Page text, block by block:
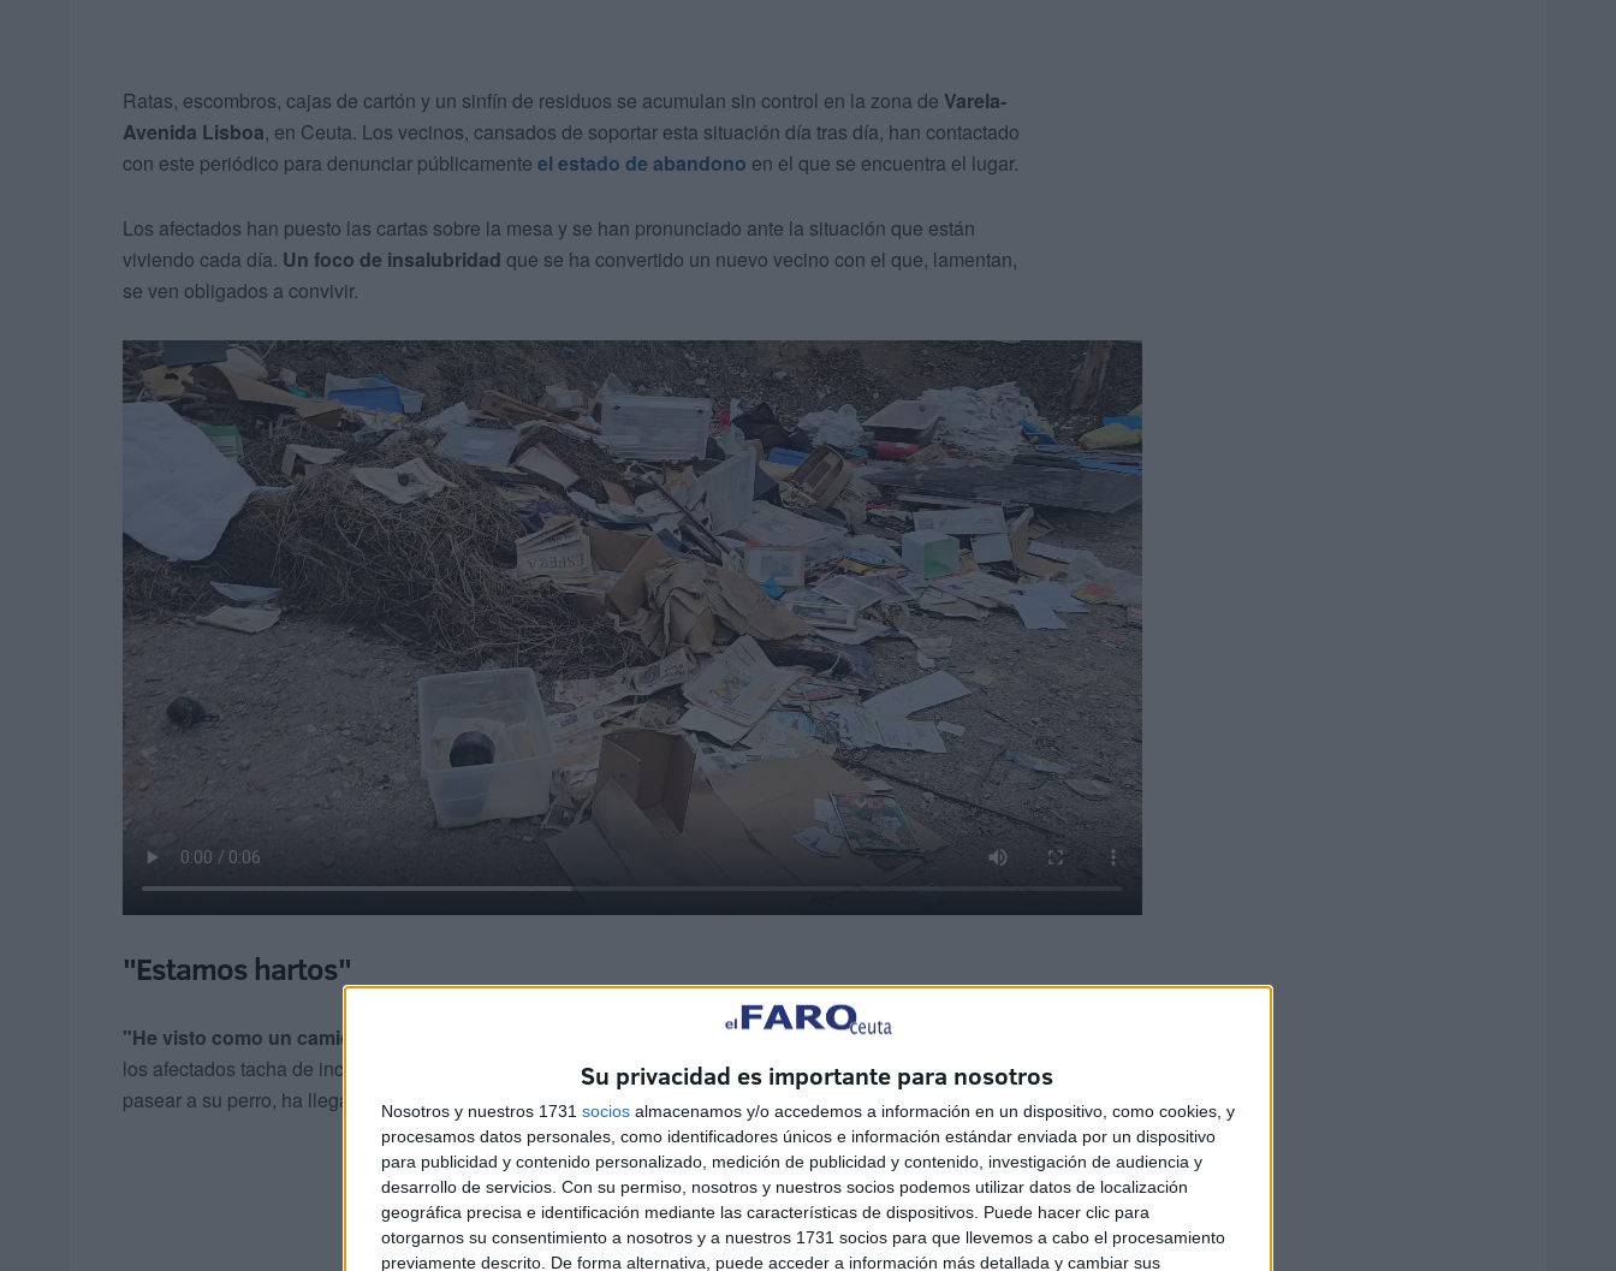
Su privacidad es importante para nosotros
Nosotros y nuestros 1731 socios almacenamos y/o accedemos a información en un dispositivo, como cookies, y
procesamos datos personales, como identificadores únicos e información estándar enviada por un dispositivo
para publicidad y contenido personalizado, medición de publicidad y contenido, investigación de audiencia y
desarrollo de servicios. Con su permiso, nosotros y nuestros socios podemos utilizar datos de localización
geográfica precisa e identificación mediante las características de dispositivos. Puede hacer clic para
otorgarnos su consentimiento a nosotros y a nuestros 1731 socios para que llevemos a cabo el procesamiento
previamente descrito. De forma alternativa, puede acceder a información más detallada y cambiar sus
Ratas, escombros, cajas de cartón y un sinfín de residuos se acumulan sin control en la zona de Varela-
Avenida Lisboa, en Ceuta. Los vecinos, cansados de soportar esta situación día tras día, han contactado
con este periódico para denunciar públicamente el estado de abandono en el que se encuentra el lugar.
Los afectados han puesto las cartas sobre la mesa y se han pronunciado ante la situación que están
viviendo cada día. Un foco de insalubridad que se ha convertido un nuevo vecino con el que, lamentan,
se ven obligados a convivir.
"Estamos hartos"
"He visto como un camión venía y descargaba los escombros allí mismo", una situación que uno de
los afectados tacha de incívica e inadmisible. “Estamos hartos”, insiste, mientras relata que, al sacar a
pasear a su perro, ha llegado a ver“hasta ratas”entre los restos acumulados.